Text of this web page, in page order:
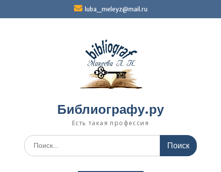
luba_meleyz@mail.ru
Библиографу.ру
Есть такая профессия
Поиск
по: